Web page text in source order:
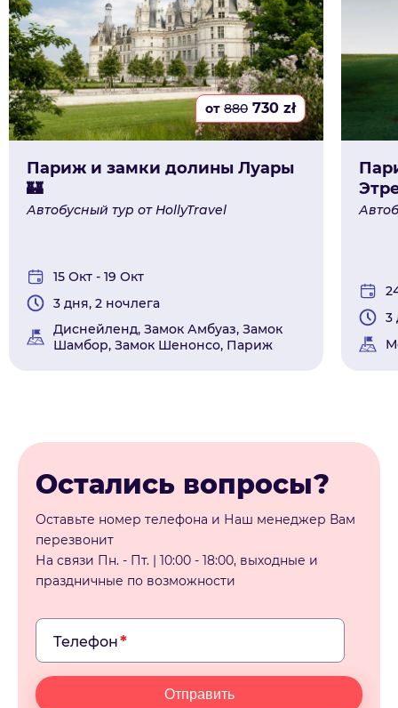
от 880 730 zł
Париж и замки долины Луары
🏰
Автобусный тур от HollyTravel
15 Окт - 19 Окт
3 дня, 2 ночлега
Диснейленд, Замок Амбуаз, Замок
Шамбор, Замок Шенонсо, Париж
3
Остались вопросы?
Оставьте номер телефона и Наш менеджер Вам
перезвонит
На связи Пн. - Пт. | 10:00 - 18:00, выходные и
праздничные по возможности
Телефон
Отправить